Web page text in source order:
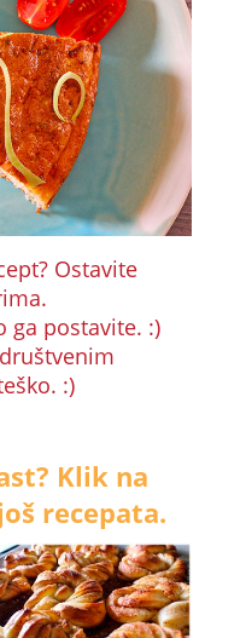
Ostavite
ga postavite. :)
:)
Klik na
recepata.